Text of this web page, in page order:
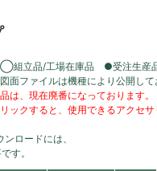
組立品/工場在庫品 ●受注生
ファイルは機種により公開して
は、現在廃番になっております。
ックすると、使用できるアクセ
ロードには、
す。